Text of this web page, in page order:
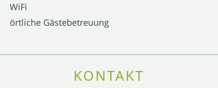
WiFi
örtliche Gästebetreuung
KONTAKT